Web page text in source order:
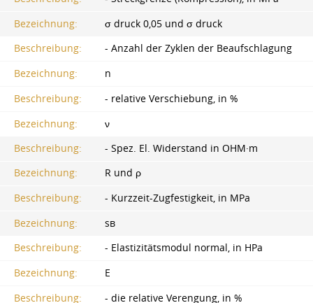
Bezeichnung:
σ druck 0,05 und σ druck
Beschreibung:
- Anzahl der Zyklen der Beaufschlagung
Bezeichnung:
n
Beschreibung:
- relative Verschiebung, in %
Bezeichnung:
ν
Beschreibung:
- Spez. El. Widerstand in OHM·m
Bezeichnung:
R und ρ
Beschreibung:
- Kurzzeit-Zugfestigkeit, in MPa
Bezeichnung:
ѕв
Beschreibung:
- Elastizitätsmodul normal, in HPa
Bezeichnung:
E
Beschreibung:
- die relative Verengung, in %